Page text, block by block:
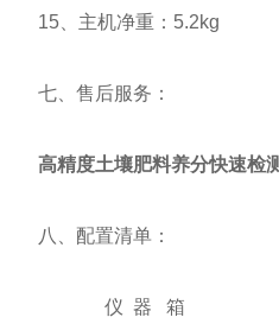
15、主机净重：5.2kg
七、售后服务：
高精度土壤肥料养分快速检
八、配置清单：
仪 器 箱